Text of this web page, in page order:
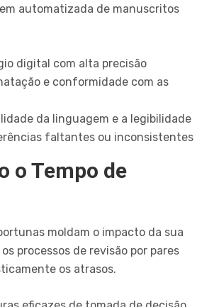
automatizada de manuscritos
digital com alta precisão
e conformidade com as
da linguagem e a legibilidade
faltantes ou inconsistentes
o Tempo de
moldam o impacto da sua
processos de revisão por pares
os atrasos.